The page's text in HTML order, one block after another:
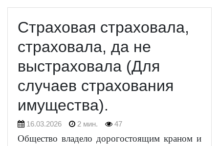
Страховая страховала,
страховала, да не
выстраховала (Для
случаев страхования
имущества).
16.03.2026 2 мин. 47
Общество владело дорогостоящим краном и